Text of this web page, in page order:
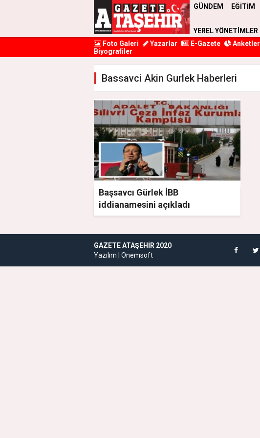
GÜNDEM EĞİTİM
YEREL YÖNETİMLER
Foto Galeri
Yazarlar E-Gazete Anketler
Biyografiler
Bassavci Akin Gurlek Haberleri
Başsavcı Gürlek İBB
iddianamesini açıkladı
GAZETE ATAŞEHIR 2020
Yazılım | Onemsoft